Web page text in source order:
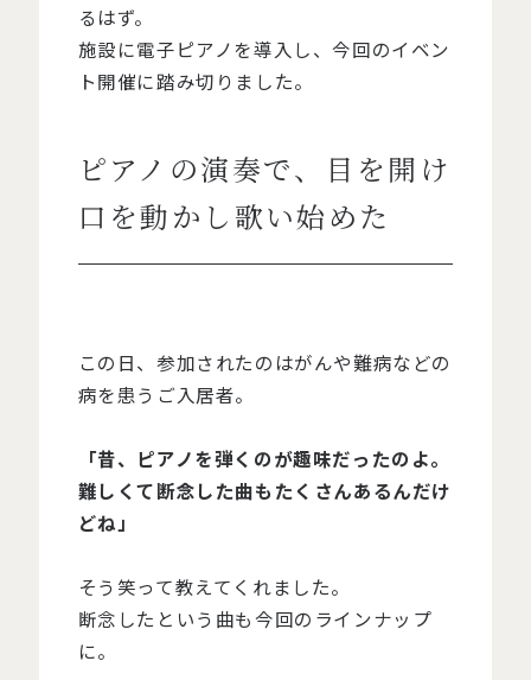
るはず。
施設に電子ピアノを導入し、今回のイベン
ト開催に踏み切りました。
ピアノの演奏で、目を開け
口を動かし歌い始めた
この日、参加されたのはがんや難病などの
病を患うご入居者。
「昔、ピアノを弾くのが趣味だったのよ。
難しくて断念した曲もたくさんあるんだけ
どね」
そう笑って教えてくれました。
断念したという曲も今回のラインナップ
に。